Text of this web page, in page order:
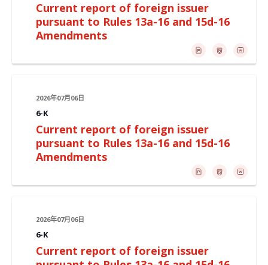
Current report of foreign issuer
pursuant to Rules 13a-16 and 15d-16
Amendments
2026年07月06日
6-K
Current report of foreign issuer
pursuant to Rules 13a-16 and 15d-16
Amendments
2026年07月06日
6-K
Current report of foreign issuer